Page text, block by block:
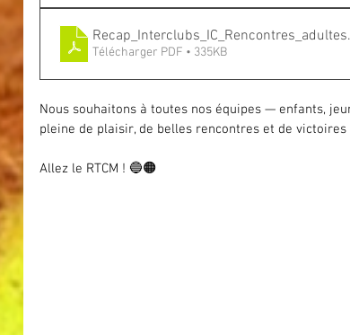
Recap_Interclubs_IC_Rencontres_adultes
Télécharger PDF • 335KB
Nous souhaitons à toutes nos équipes — enfants,
pleine de plaisir, de belles rencontres et de victoires
Allez le RTCM ! 🔵🟠